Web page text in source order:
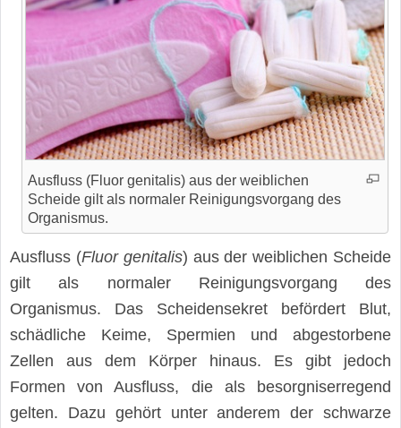
Ausfluss (Fluor genitalis) aus der weiblichen
Scheide gilt als normaler Reinigungsvorgang des
Organismus.
Ausfluss (Fluor genitalis) aus der weiblichen Scheide
gilt als normaler Reinigungsvorgang des
Organismus. Das Scheidensekret befördert Blut,
schädliche Keime, Spermien und abgestorbene
Zellen aus dem Körper hinaus. Es gibt jedoch
Formen von Ausfluss, die als besorgniserregend
gelten. Dazu gehört unter anderem der schwarze